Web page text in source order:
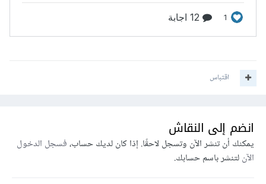
اقتباس
انضم إلى النقاش
يمكنك أن تنشر الآن وتسجل لاحقًا. إذا كان لديك حساب،فسجل الدخول
الآنلتنشر باسم حسابك.